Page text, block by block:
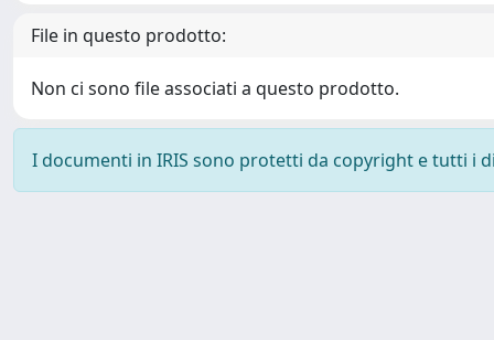
File in questo prodotto:
Non ci sono file associati a questo prodotto.
I documenti in IRIS sono protetti da copyright e tutti i